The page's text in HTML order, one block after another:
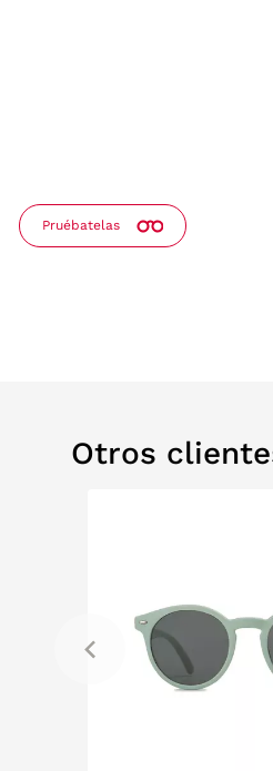
Pruébatelas
Otros